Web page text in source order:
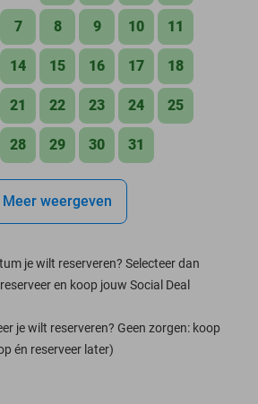
7 8 9 10 11
14 15 16 17 18
21 22 23 24 25
28 29 30 31
Meer weergeven
je wilt reserveren? Selecteer dan
en koop jouw Social Deal
je wilt reserveren? Geen zorgen: koop
én reserveer later)